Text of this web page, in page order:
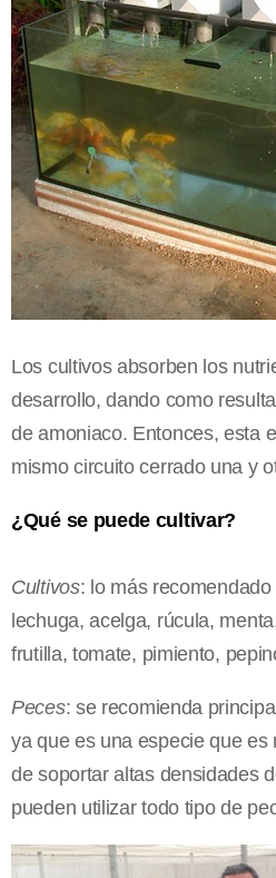
Los cultivos absorben los
desarrollo, dando como
de amoniaco. Entonces, esta
mismo circuito cerrado una y
¿Qué se puede cultivar?
Cultivos: lo más
lechuga, acelga, rúcula,
frutilla, tomate, pimiento,
Peces: se recomienda
ya que es una especie que es
de soportar altas densidades
pueden utilizar todo tipo de